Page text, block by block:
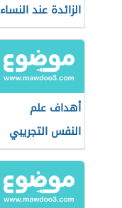
الزائدة عند النساء
أهداف علم
النفس التجريبي